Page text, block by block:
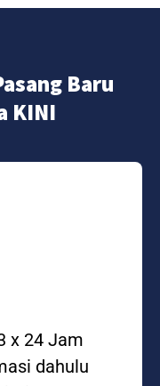
Baru
KINI
x 24 Jam
dahulu